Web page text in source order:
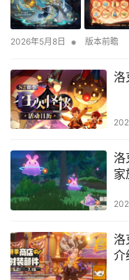
2026年5月8日 • 版本前瞻
洛
洛
家
洛
介